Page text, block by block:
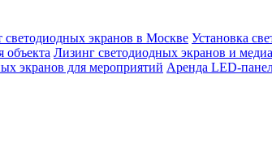
экранов в Москве Установка
объекта Лизинг светодиодных экранов и
экранов для мероприятий Аренда LED-